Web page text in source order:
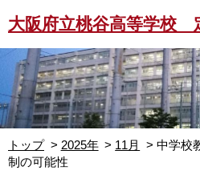
大阪府立桃谷高等学校
トップ 2025年 11月
中学校
制の可能性